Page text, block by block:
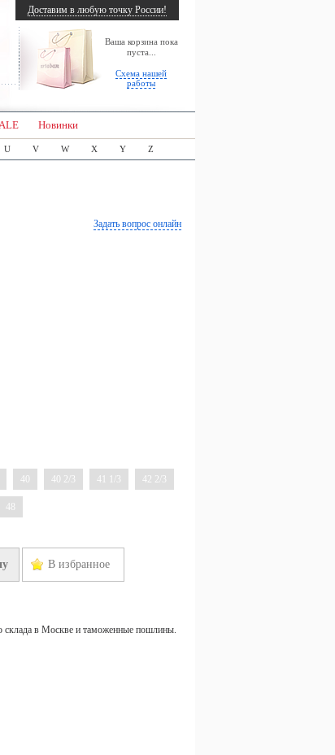
Ваша корзина пока
пуста...
Схема нашей
работы
Доставим в любую точку России!
Новинки
U V W X Y Z
Задать вопрос онлайн
40 40 2/3 41 1/3 42 2/3
48
В избранное
склада в Москве и таможенные пошлины.